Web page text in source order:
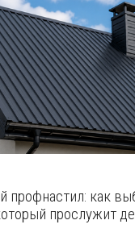
профнастил: как
прослужит